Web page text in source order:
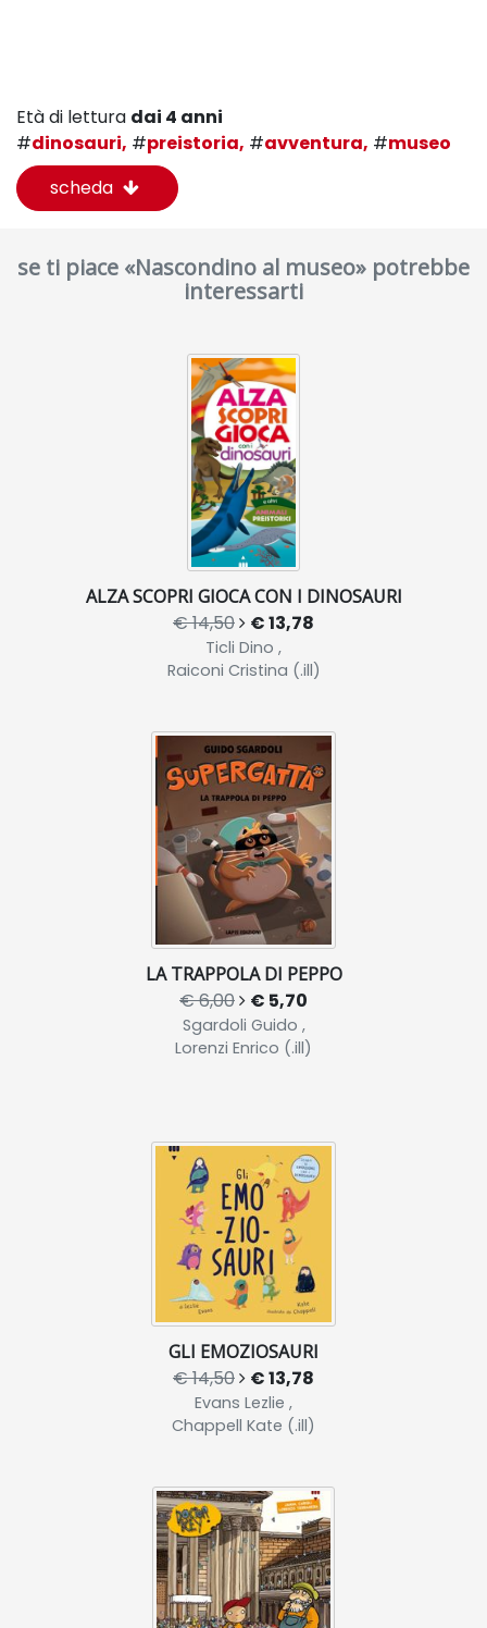
Età di lettura dai 4 anni
#dinosauri, #preistoria, #avventura, #museo
scheda
se ti piace «Nascondino al museo» potrebbe
interessarti
ALZA SCOPRI GIOCA CON I DINOSAURI
€ 14,50 € 13,78
Ticli Dino ,
Raiconi Cristina (.ill)
LA TRAPPOLA DI PEPPO
€ 6,00 € 5,70
Sgardoli Guido ,
Lorenzi Enrico (.ill)
GLI EMOZIOSAURI
€ 14,50 € 13,78
Evans Lezlie ,
Chappell Kate (.ill)